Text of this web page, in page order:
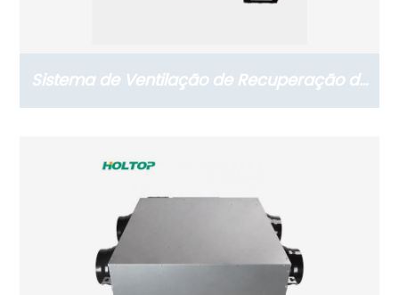
Sistema de Ventilação de Recuperação de
DC (ERVs 1500-2600 m3/h)